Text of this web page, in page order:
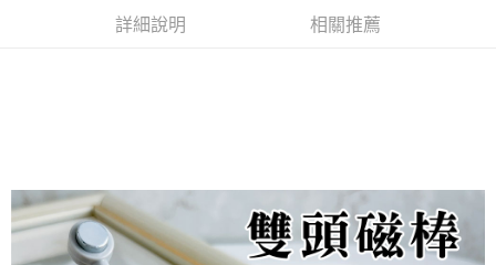
１．簡單：不需註冊會員、不需綁卡、不需儲值。
２．便利：只要手機號碼，簡訊認證，即可結帳。
ATM／網路銀行／等多元方式進行付款，方視為交易完成。
※ 請注意：結帳手續完成當下不需立刻繳費，但若您需要取消訂單，請聯絡
購買商品的店家。未經商家同意取消之訂單仍視為有效，需透過AFTEE先享
後付繳納相關費用。
7-11取貨付款
每筆NT$70，滿NT$2,500(含以上)免運費
詳細說明 相關推薦